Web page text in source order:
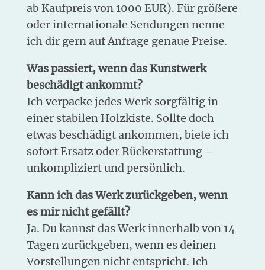
ab Kaufpreis von 1000 EUR). Für größere
oder internationale Sendungen nenne
ich dir gern auf Anfrage genaue Preise.
Was passiert, wenn das Kunstwerk
beschädigt ankommt?
Ich verpacke jedes Werk sorgfältig in
einer stabilen Holzkiste. Sollte doch
etwas beschädigt ankommen, biete ich
sofort Ersatz oder Rückerstattung –
unkompliziert und persönlich.
Kann ich das Werk zurückgeben, wenn
es mir nicht gefällt?
Ja. Du kannst das Werk innerhalb von 14
Tagen zurückgeben, wenn es deinen
Vorstellungen nicht entspricht. Ich